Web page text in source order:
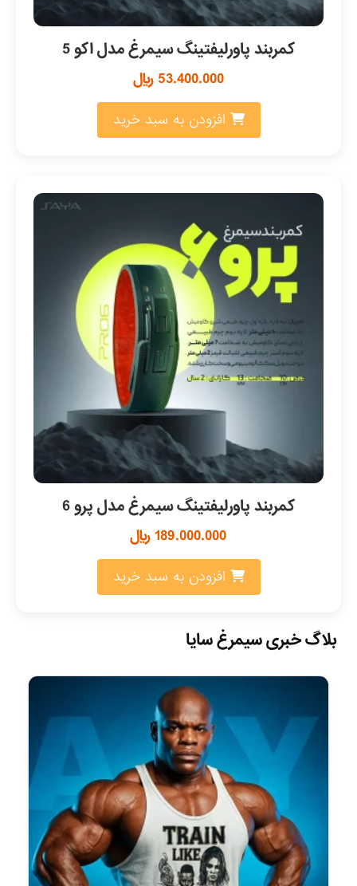
کمربند پاورلیفتینگ سیمرغ مدل اکو 5
53.400.000 ﷼
افزودن به سبد خرید
کمربند پاورلیفتینگ سیمرغ مدل پرو 6
189.000.000﷼
افزودن به سبد خرید
بلاگ خبری سیمرغ سایا